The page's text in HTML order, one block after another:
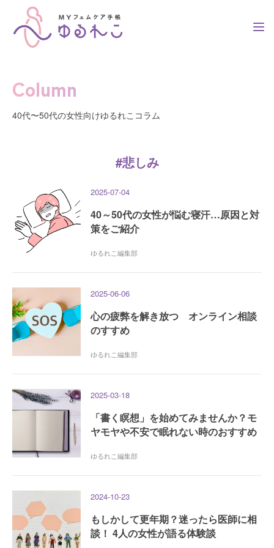
トップ
簡単3ステップ
利用者の声
Column
40代〜50代の女性向けゆるれこコラム
#悲しみ
2025-07-04
40～50代の女性が悩む寝汗…原因と対
策をご紹介
ゆるれこ編集部
2025-06-06
心の疲弊を解き放つ オンライン相談
のすすめ
ゆるれこ編集部
2025-03-18
「書く瞑想」を始めてみませんか？モ
ヤモヤや不安で眠れない時のおすすめ
ゆるれこ編集部
2024-10-23
もしかして更年期？迷ったら医師に相
談！ 4人の女性が語る体験談